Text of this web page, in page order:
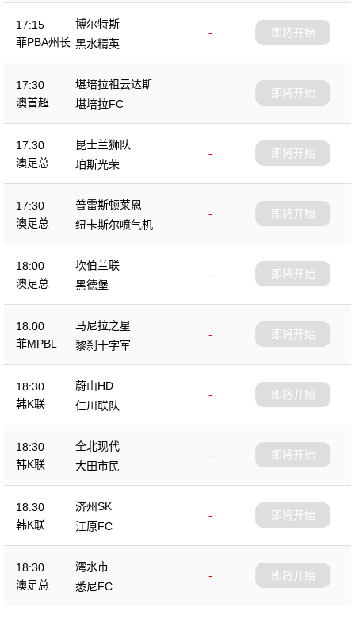
17:15
菲PBA州长
博尔特斯
-
黑水精英
即将开始
17:30
澳首超
堪培拉祖云达斯
-
堪培拉FC
即将开始
17:30
澳足总
昆士兰狮队
-
珀斯光荣
即将开始
17:30
澳足总
普雷斯顿莱恩
-
纽卡斯尔喷气机
即将开始
18:00
澳足总
坎伯兰联
-
黑德堡
即将开始
18:00
菲MPBL
马尼拉之星
-
黎刹十字军
即将开始
18:30
韩K联
蔚山HD
-
仁川联队
即将开始
18:30
韩K联
全北现代
-
大田市民
即将开始
18:30
韩K联
济州SK
-
江原FC
即将开始
18:30
澳足总
湾水市
-
悉尼FC
即将开始